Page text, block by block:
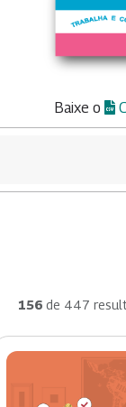
Baixe o
156 de 447